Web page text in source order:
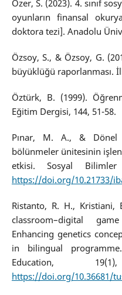
Özer, S. (2023). 4. sınıf
oyunların finansal
doktora tezi]. Anadolu
Özsoy, S., & Özsoy, G.
büyüklüğü raporlanması.
Öztürk, B. (1999).
Eğitim Dergisi, 144, 51-58.
Pınar, M. A., &
bölünmeler ünitesinin
etkisi. Sosyal
https://doi.org/10.21733/
Ristanto, R. H., Kristiani,
classroom–digital
Enhancing genetics
in bilingual
Education,
https://doi.org/10.36681/